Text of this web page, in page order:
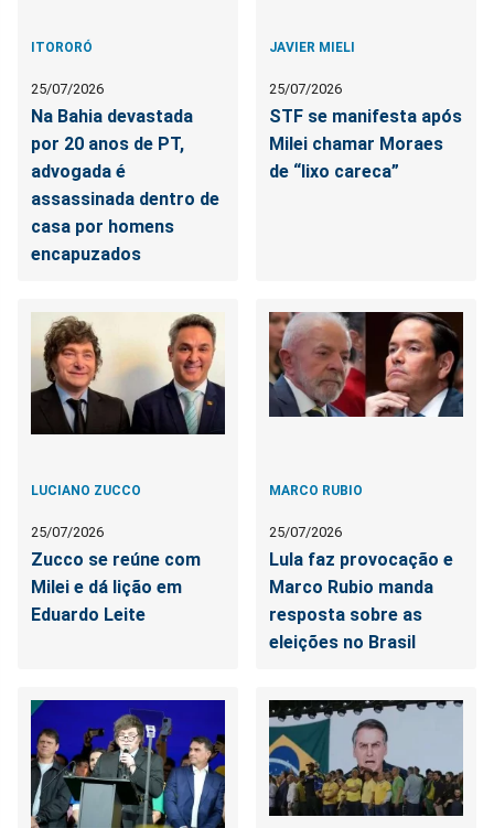
ITORORÓ
25/07/2026
Na Bahia devastada
por 20 anos de PT,
advogada é
assassinada dentro de
casa por homens
encapuzados
JAVIER MIELI
25/07/2026
STF se manifesta após
Milei chamar Moraes
de “lixo careca”
LUCIANO ZUCCO
25/07/2026
Zucco se reúne com
Milei e dá lição em
Eduardo Leite
MARCO RUBIO
25/07/2026
Lula faz provocação e
Marco Rubio manda
resposta sobre as
eleições no Brasil